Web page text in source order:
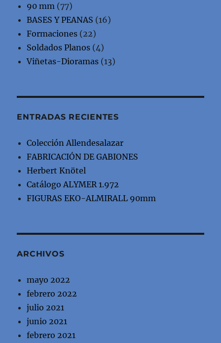
90 mm (77)
BASES Y PEANAS (16)
Formaciones (22)
Soldados Planos (4)
Viñetas-Dioramas (13)
ENTRADAS RECIENTES
Colección Allendesalazar
FABRICACIÓN DE GABIONES
Herbert Knötel
Catálogo ALYMER 1.972
FIGURAS EKO-ALMIRALL 90mm
ARCHIVOS
mayo 2022
febrero 2022
julio 2021
junio 2021
febrero 2021